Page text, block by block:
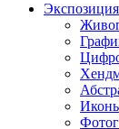
Экспозиция